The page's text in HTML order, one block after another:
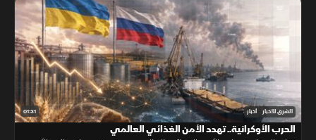
01:31 الشرق للأخبار أخبار
الحرب الأوكرانية.. تهدد الأمن الغذائي العالمي